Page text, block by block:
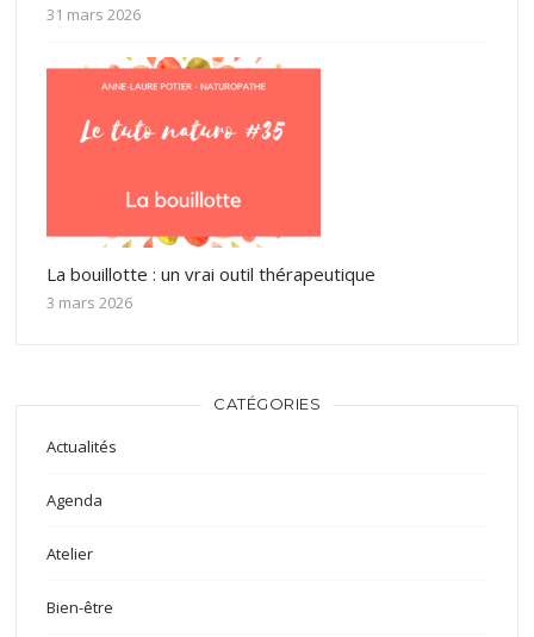
31 mars 2026
La bouillotte : un vrai outil thérapeutique
3 mars 2026
CATÉGORIES
Actualités
Agenda
Atelier
Bien-être